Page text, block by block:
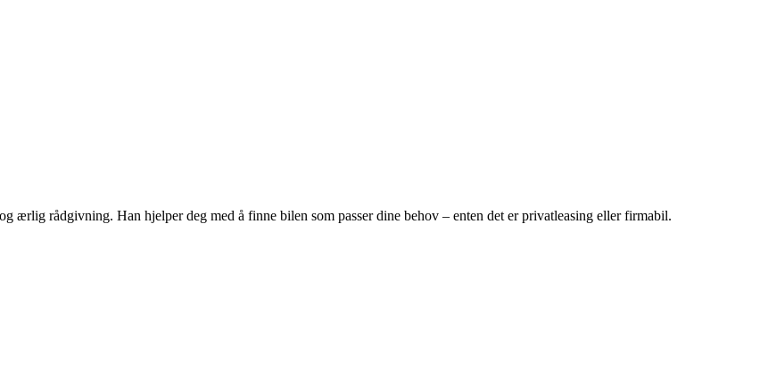
ærlig rådgivning. Han hjelper deg med å finne bilen som passer dine behov – enten det er privatleasing eller firmabil.